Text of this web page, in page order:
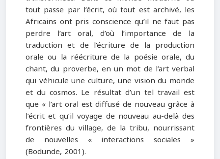
tout passe par l’écrit, où tout est archivé, les
Africains ont pris conscience qu’il ne faut pas
perdre l’art oral, d’où l’importance de la
traduction et de l’écriture de la production
orale ou la réécriture de la poésie orale, du
chant, du proverbe, en un mot de l’art verbal
qui véhicule une culture, une vision du monde
et du cosmos. Le résultat d’un tel travail est
que « l’art oral est diffusé de nouveau grâce à
l’écrit et qu’il voyage de nouveau au-delà des
frontières du village, de la tribu, nourrissant
de nouvelles « interactions sociales »
(Bodunde, 2001).